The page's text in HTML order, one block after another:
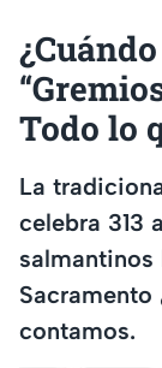
Todo lo
La
celebra 313
salmantinos
Sacramento
contamos.